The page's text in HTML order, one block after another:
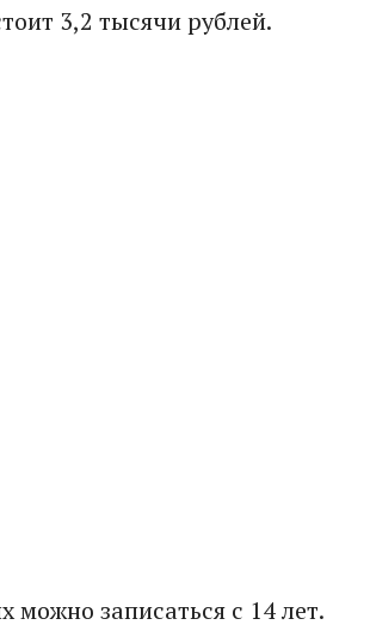
3,2 тысячи рублей.
можно записаться с 14 лет.